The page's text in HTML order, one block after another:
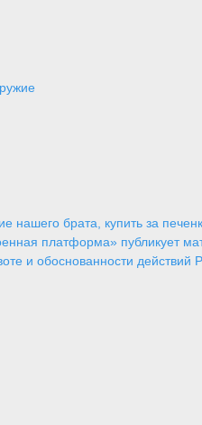
брата, купить за
платформа» публикует
и обоснованности действий